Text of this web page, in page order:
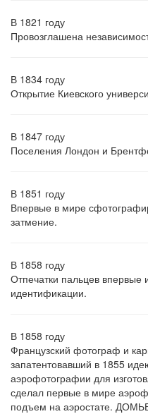
В 1821 году
Провозглашена
В 1834 году
Открытие Киевского
В 1847 году
Поселения Лондон и
В 1851 году
Впервые в мире
затмение.
В 1858 году
Отпечатки пальцев впервые
идентификации.
В 1858 году
Французский фотограф и
запатентовавший в 1855
аэрофотографии для
сделал первые в мире
подъем на аэростате.